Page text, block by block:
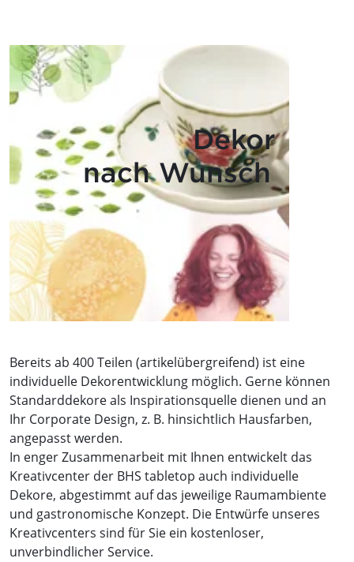
Dekor
nach Wunsch
Bereits ab 400 Teilen (artikelübergreifend) ist eine
individuelle Dekorentwicklung möglich. Gerne können
Standarddekore als Inspirationsquelle dienen und an
Ihr Corporate Design, z. B. hinsichtlich Hausfarben,
angepasst werden.
In enger Zusammenarbeit mit Ihnen entwickelt das
Kreativcenter der BHS tabletop auch individuelle
Dekore, abgestimmt auf das jeweilige Raumambiente
und gastronomische Konzept. Die Entwürfe unseres
Kreativcenters sind für Sie ein kostenloser,
unverbindlicher Service.